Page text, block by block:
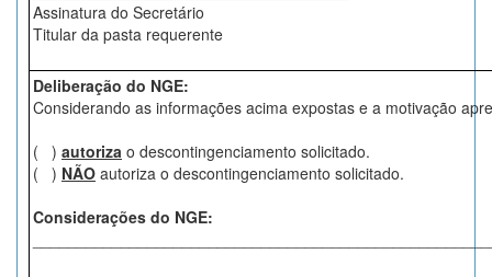
Assinatura do Secretário
Titular da pasta requerente
Deliberação do NGE:
Considerando as informações acima expostas e a motivação
( ) autoriza o descontingenciamento solicitado.
( ) NÃO autoriza o descontingenciamento solicitado.
Considerações do NGE: